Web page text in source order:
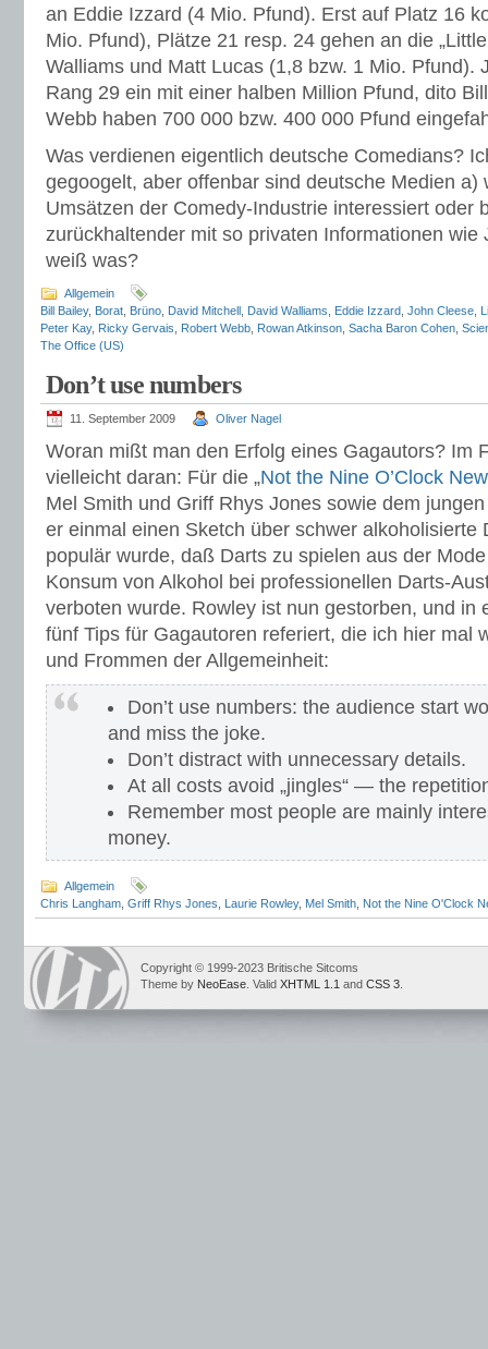
an Eddie Izzard (4 Mio. Pfund). Erst auf Platz 16
Mio. Pfund), Plätze 21 resp. 24 gehen an die
Walliams und Matt Lucas (1,8 bzw. 1 Mio. Pfund).
Rang 29 ein mit einer halben Million Pfund, dito
Webb haben 700 000 bzw. 400 000 Pfund
Was verdienen eigentlich deutsche Comedians?
gegoogelt, aber offenbar sind deutsche Medien a)
Umsätzen der Comedy-Industrie interessiert oder
zurückhaltender mit so privaten Informationen wie
weiß was?
Allgemein
Bill Bailey, Borat Brüno David Mitchell David Walliams Eddie Izzard John Cleese
Peter Kay, Ricky Gervais Robert Webb Rowan Atkinson Sacha Baron Cohen
The Office (US)
Don’t use numbers
11. September 2009 Oliver Nagel
Woran mißt man den Erfolg eines Gagautors? Im
vielleicht daran: Für die „Not the Nine O’Clock
Mel Smith und Griff Rhys Jones sowie dem
er einmal einen Sketch über schwer alkoholisierte
populär wurde, daß Darts zu spielen aus der
Konsum von Alkohol bei professionellen Darts-
verboten wurde. Rowley ist nun gestorben, und in
fünf Tips für Gagautoren referiert, die ich hier mal
und Frommen der Allgemeinheit:
Don’t use numbers: the audience start
and miss the joke.
Don’t distract with unnecessary details.
At all costs avoid „jingles“ — the
Remember most people are mainly
money.
Allgemein
Chris Langham Griff Rhys Jones Laurie Rowley, Mel Smith Not the Nine O'Clock
Copyright © 1999-2023 Britische Sitcoms
Theme by NeoEase . Valid XHTML 1.1 and CSS 3